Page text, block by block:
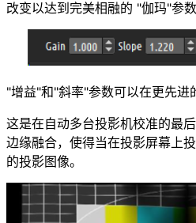
改变以达到完美相融的 "伽玛"参数
"增益"和"斜率"参数可以在更先进
这是在自动多台投影机校准的最
边缘融合，使得当在投影屏幕上
的投影图像。